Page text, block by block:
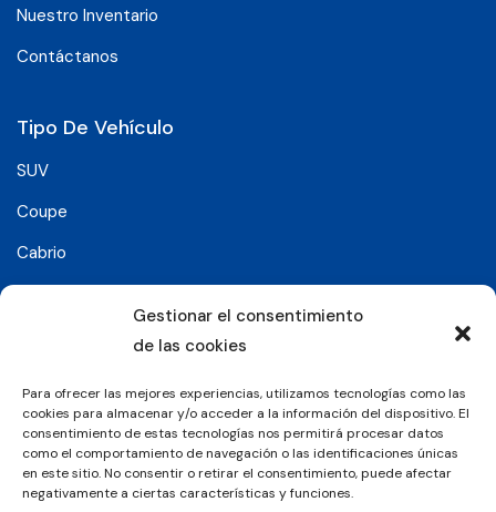
Gestionar el consentimiento
de las cookies
Para ofrecer las mejores experiencias, utilizamos tecnologías como las
cookies para almacenar y/o acceder a la información del dispositivo. El
consentimiento de estas tecnologías nos permitirá procesar datos
como el comportamiento de navegación o las identificaciones únicas
en este sitio. No consentir o retirar el consentimiento, puede afectar
negativamente a ciertas características y funciones.
Nuestro Inventario
Contáctanos
Tipo De Vehículo
SUV
Coupe
Cabrio
Síguenos en: